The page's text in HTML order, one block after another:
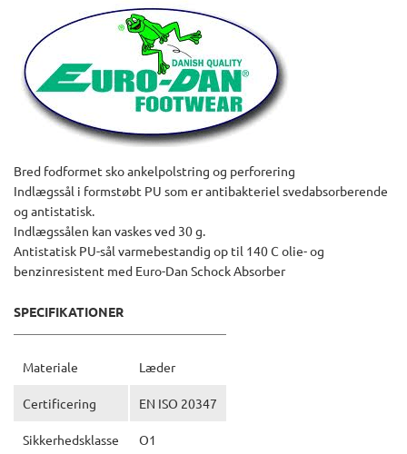
Bred fodformet sko ankelpolstring og perforering
Indlægssål i formstøbt PU som er antibakteriel svedabsorberende
og antistatisk.
Indlægssålen kan vaskes ved 30 g.
Antistatisk PU-sål varmebestandig op til 140 C olie- og
benzinresistent med Euro-Dan Schock Absorber
SPECIFIKATIONER
Materiale Læder
Certificering EN ISO 20347
Sikkerhedsklasse O1